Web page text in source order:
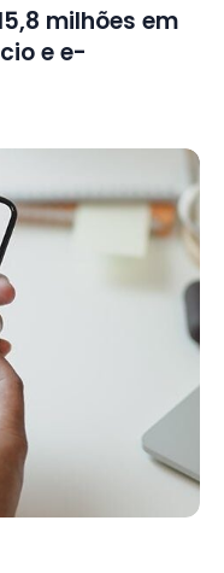
milhões em
e e-